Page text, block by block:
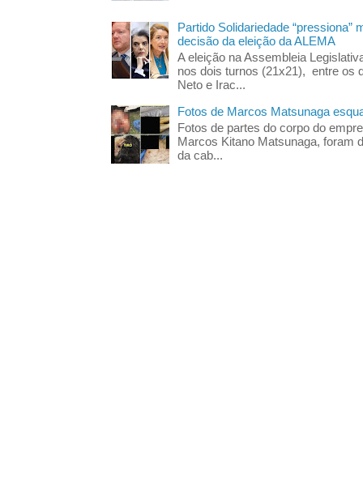
Partido Solidariedade “pressiona”
decisão da eleição da ALEMA
A eleição na Assembleia
nos dois turnos (21x21), entre os
Neto e Irac...
Fotos de Marcos Matsunaga
Fotos de partes do corpo do
Marcos Kitano Matsunaga, foram
da cab...